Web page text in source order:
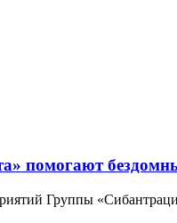
помогают
Группы